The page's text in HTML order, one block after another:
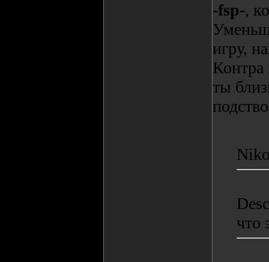
-fsp-,
игру,
Контра
ты
что